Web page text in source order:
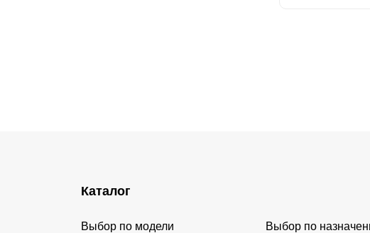
Каталог
Выбор по модели
Выбор по